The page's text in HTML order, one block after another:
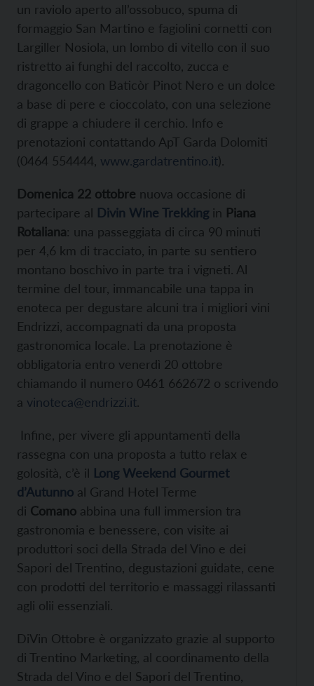
un raviolo aperto all’ossobuco, spuma di
formaggio San Martino e fagiolini cornetti con
Largiller Nosiola, un lombo di vitello con il suo
ristretto ai funghi del raccolto, zucca e
dragoncello con Baticòr Pinot Nero e un dolce
a base di pere e cioccolato, con una selezione
di grappe a chiudere il cerchio. Info e
prenotazioni contattando ApT Garda Dolomiti
(0464 554444, www.gardatrentino.it).
Domenica 22 ottobre nuova occasione di
partecipare al Divin Wine Trekking in Piana
Rotaliana: una passeggiata di circa 90 minuti
per 4,6 km di tracciato, in parte su sentiero
montano boschivo in parte tra i vigneti. Al
termine del tour, immancabile una tappa in
enoteca per degustare alcuni tra i migliori vini
Endrizzi, accompagnati da una proposta
gastronomica locale. La prenotazione è
obbligatoria entro venerdì 20 ottobre
chiamando il numero 0461 662672 o scrivendo
a vinoteca@endrizzi.it.
Infine, per vivere gli appuntamenti della
rassegna con una proposta a tutto relax e
golosità, c’è il Long Weekend Gourmet
d’Autunno al Grand Hotel Terme
di Comano abbina una full immersion tra
gastronomia e benessere, con visite ai
produttori soci della Strada del Vino e dei
Sapori del Trentino, degustazioni guidate, cene
con prodotti del territorio e massaggi rilassanti
agli olii essenziali.
DiVin Ottobre è organizzato grazie al supporto
di Trentino Marketing, al coordinamento della
Strada del Vino e del Sapori del Trentino,